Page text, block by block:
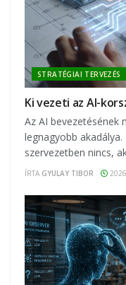
STRATÉGIAI TERVEZÉS
Ki vezeti az AI-
Az AI bevezetésének
legnagyobb
szervezetben nincs,
ÍRTA GYULAY TIBOR